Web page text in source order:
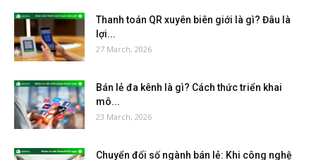
Thanh toán QR xuyên biên giới là gì? Đâu là
lợi...
27 March, 2026
Bán lẻ đa kênh là gì? Cách thức triển khai
mô...
23 March, 2026
Chuyển đổi số ngành bán lẻ: Khi công nghệ